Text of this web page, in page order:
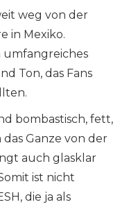
weg von der
in Mexiko.
umfangreiches
Ton, das Fans
bombastisch, fett,
Ganze von der
auch glasklar
ist nicht
die ja als